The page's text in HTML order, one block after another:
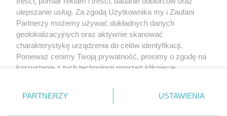
O nas
ulepszanie usług. Za zgodą Użytkownika my i Zaufani
Partnerzy możemy używać dokładnych danych
geolokalizacyjnych oraz aktywnie skanować
charakterystykę urządzenia do celów identyfikacji.
Ponieważ cenimy Twoją prywatność, prosimy o zgodę na
korzystanie z tych technologii poprzez kliknięcie
zmienić/wycofać klikając przycisk ustawień prywatności
znajdujący się w lewym dolnym rogu strony
rodzaje przetwarzania danych nie wymagają zgody
PARTNERZY USTAWIENIA